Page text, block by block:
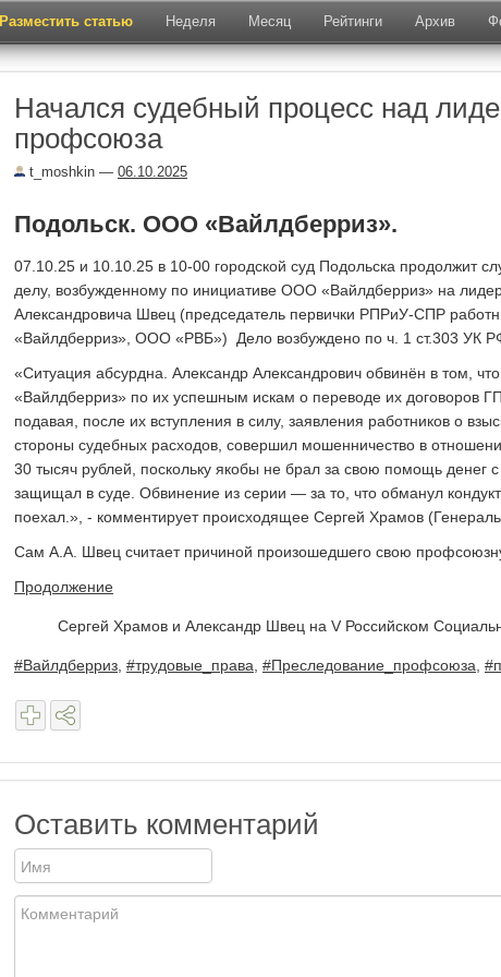
Разместить статью Неделя Месяц Рейтинги Архив
Начался судебный процесс над
профсоюза
t_moshkin — 06.10.2025
Подольск. ООО «Вайлдберриз».
07.10.25 и 10.10.25 в 10-00 городской суд Подольска продолжит
делу, возбужденному по инициативе ООО «Вайлдберриз» на
Александровича Швец (председатель первички РПРиУ-СПР
«Вайлдберриз», ООО «РВБ») Дело возбуждено по ч. 1 ст.303 УК
«Ситуация абсурдна. Александр Александрович обвинён в том,
«Вайлдберриз» по их успешным искам о переводе их договоров
подавая, после их вступления в силу, заявления работников о
стороны судебных расходов, совершил мошенничество в
30 тысяч рублей, поскольку якобы не брал за свою помощь денег с
защищал в суде. Обвинение из серии — за то, что обманул
поехал.», - комментирует происходящее Сергей Храмов
Сам А.А. Швец считает причиной произошедшего свою
Продолжение
Сергей Храмов и Александр Швец на V Российском
#Вайлдберриз #трудовые_права #Преследование_профсоюза
Оставить комментарий